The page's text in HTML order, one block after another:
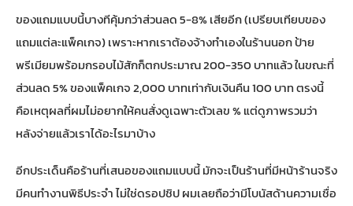
ของแถมแบบนี้บางทีคุ้มกว่าส่วนลด 5-8% เสียอีก (เปรียบเทียบของ
แถมแต่ละแพ็คเกจ) เพราะหากเราต้องจ้างทำเองในร้านนอก ป้าย
พรีเมียมพร้อมกรอบไม้สักก็ตกประมาณ 200-350 บาทแล้ว ในขณะที่
ส่วนลด 5% ของแพ็คเกจ 2,000 บาทเท่ากับเงินคืน 100 บาท ตรงนี้
คือเหตุผลที่ผมไม่อยากให้คนสั่งดูเฉพาะตัวเลข % แต่ดูภาพรวมว่า
หลังจ่ายแล้วเราได้อะไรมาบ้าง
อีกประเด็นคือร้านที่เสนอของแถมแบบนี้ มักจะเป็นร้านที่มีหน้าร้านจริง
มีคนทำงานพิธีประจำ ไม่ใช่ดรอปชิป ผมเลยถือว่ามีโบนัสด้านความเชื่อ